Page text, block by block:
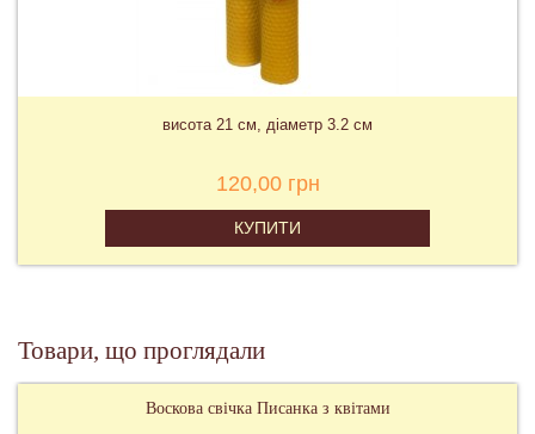
висота 21 см, діаметр 3.2 см
120,00 грн
КУПИТИ
Товари, що проглядали
Воскова свічка Писанка з квітами